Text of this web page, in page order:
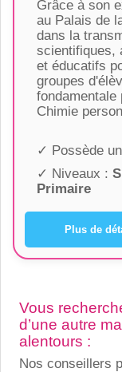
Grâce à son
au Palais de
dans la
scientifiques,
et éducatifs
groupes
Chimie
✓ Possède
✓ Niveaux :
Primaire
Plus de
Vous
d’une autre
alentours :
Nos conseillers